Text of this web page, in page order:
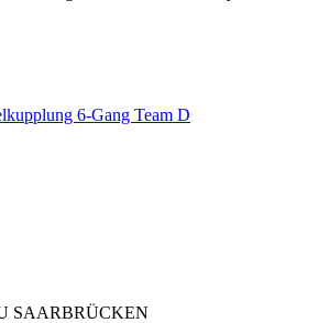
6-Gang Team D
SAARBRÜCKEN